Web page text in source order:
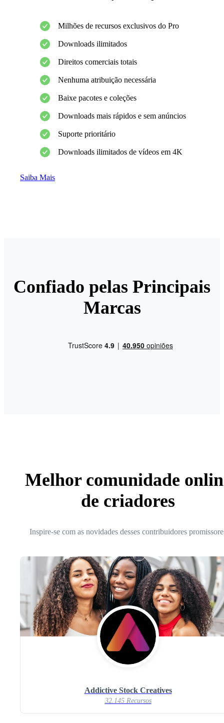
Milhões de recursos exclusivos do Pro
Downloads ilimitados
Direitos comerciais totais
Nenhuma atribuição necessária
Baixe pacotes e coleções
Downloads mais rápidos e sem anúncios
Suporte prioritário
Downloads ilimitados de vídeos em 4K
Saiba Mais
Confiado pelas Principais
Marcas
Melhor comunidade
de criadores
Inspire-se com as novidades desses contribuidores
Addictive Stock Creatives
32.145 Recursos